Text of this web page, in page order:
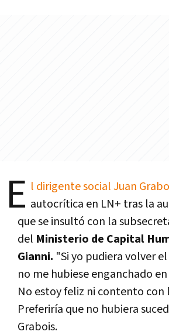
E l dirigente social Juan
autocrítica en LN+ tras la
que se insultó con la
del Ministerio de Capital
Gianni. "Si yo pudiera volver
no me hubiese enganchado en
No estoy feliz ni contento con
Preferiría que no hubiera
Grabois.